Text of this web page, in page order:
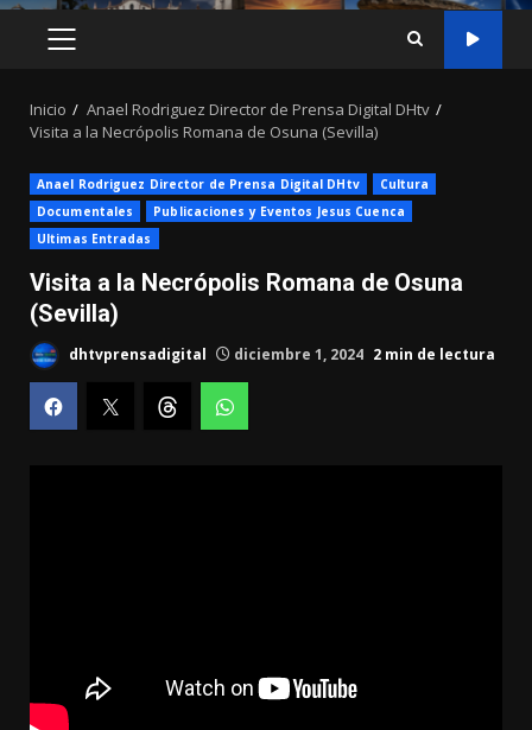
MENÚ
Inicio
Anael Rodriguez Director de Prensa Digital DHtv
Visita a la Necrópolis Romana de Osuna (Sevilla)
Anael Rodriguez Director de Prensa Digital DHtv
Cultura
Documentales
Publicaciones y Eventos Jesus Cuenca
Ultimas Entradas
Visita a la Necrópolis Romana de Osuna
(Sevilla)
dhtvprensadigital diciembre 1, 2024 2 min de lectura